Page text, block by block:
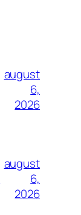
august
6,
2026
august
6,
2026